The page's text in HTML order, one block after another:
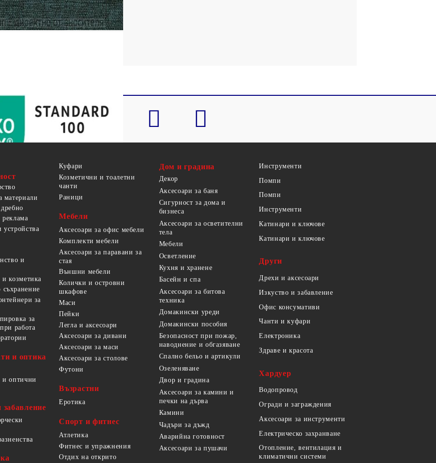
материали
и
козметика
за
за
работа
и оптика
и оптични
забавление
Куфари
Козметични и тоалетни
чанти
Раници
Мебели
Аксесоари за офис мебели
Комплекти мебели
Аксесоари за паравани за
стая
Външни мебели
Колички и островни
шкафове
Маси
Пейки
Легла и аксесоари
Аксесоари за дивани
Аксесоари за маси
Аксесоари за столове
Футони
Възрастни
Еротика
Спорт и фитнес
Атлетика
Фитнес и упражнения
Отдих на открито
Дом и градина
Декор
Аксесоари за баня
Сигурност за дома и
бизнеса
Аксесоари за осветителни
тела
Мебели
Осветление
Кухня и хранене
Басейн и спа
Аксесоари за битова
техника
Домакински уреди
Домакински пособия
Безопасност при пожар,
наводнение и обгазяване
Спално бельо и артикули
Озеленяване
Двор и градина
Аксесоари за камини и
печки на дърва
Камини
Чадъри за дъжд
Аварийна готовност
Аксесоари за пушачи
Инструменти
Помпи
Помпи
Инструменти
Катинари и ключове
Катинари и ключове
Други
Дрехи и аксесоари
Изкуство и забавление
Офис консумативи
Чанти и куфари
Електроника
Здраве и красота
Хардуер
Водопровод
Огради и заграждения
Аксесоари за инструменти
Електрическо захранване
Отопление, вентилация и
климатични системи